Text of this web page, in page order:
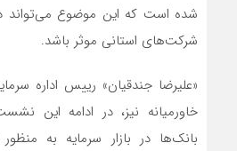
شده است که این موضوع می‌تواند
شرکت‌های استانی موثر باشد.
«علیرضا جندقیان» رییس اداره
خاورمیانه نیز، در ادامه این
بانک‌ها در بازار سرمایه به